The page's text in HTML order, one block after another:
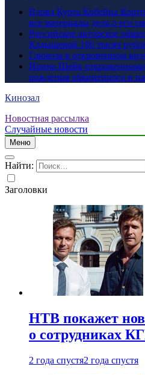
Вдова Курта Кобейна
все материалы дела о его
Российское авторское
Кадышевой 100 тысяч
Глюкоза в откровенном
Ирина Шейк откровенными
рождения обвиненного в
Кинозал
Новостная рассылка
Случайные новости
Меню
Найти:
Заголовки
НТВ покажет
о сотрудниках
2 года спустя2 года спустя